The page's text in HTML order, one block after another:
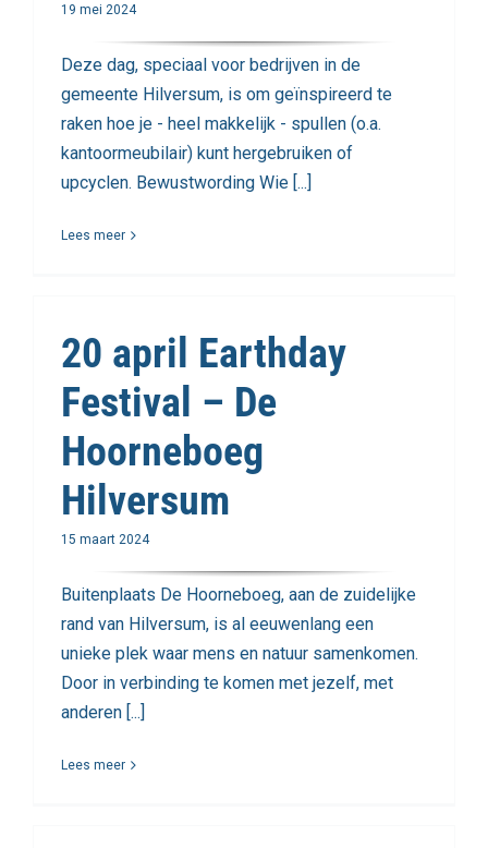
19 mei 2024
Deze dag, speciaal voor bedrijven in de
gemeente Hilversum, is om geïnspireerd te
raken hoe je - heel makkelijk - spullen (o.a.
kantoormeubilair) kunt hergebruiken of
upcyclen. Bewustwording Wie [...]
Lees meer
20 april Earthday
Festival – De
Hoorneboeg
Hilversum
15 maart 2024
Buitenplaats De Hoorneboeg, aan de zuidelijke
rand van Hilversum, is al eeuwenlang een
unieke plek waar mens en natuur samenkomen.
Door in verbinding te komen met jezelf, met
anderen [...]
Lees meer